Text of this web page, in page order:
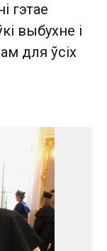
гэтае
выбухне і
для ўсіх